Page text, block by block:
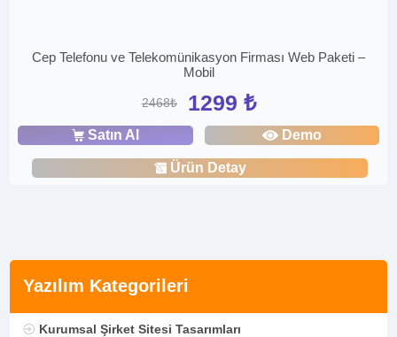
Yazılım Kategorileri
Kurumsal Şirket Sitesi Tasarımları
Cep Telefonu ve Telekomünikasyon Firması Web Paketi –
Mobil
2468₺ 1299 ₺
Satın Al Demo
Ürün Detay